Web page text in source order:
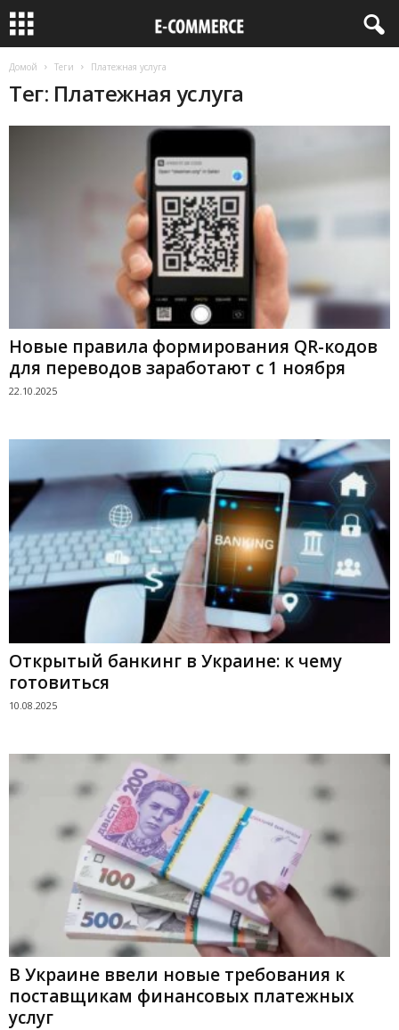
Домой Теги Платежная услуга
Тег: Платежная услуга
Новые правила формирования QR-кодов
для переводов заработают с 1 ноября
22.10.2025
Открытый банкинг в Украине: к чему
готовиться
10.08.2025
В Украине ввели новые требования к
поставщикам финансовых платежных
услуг